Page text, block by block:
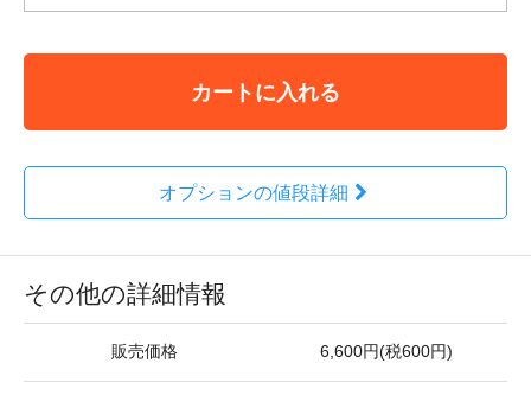
カートに入れる
オプションの値段詳細
その他の詳細情報
販売価格 6,600円(税600円)